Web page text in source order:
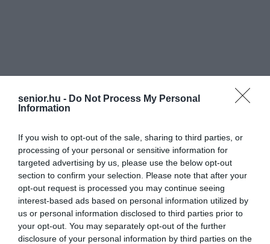
senior.hu - Do Not Process My Personal
Information
If you wish to opt-out of the sale, sharing to third parties, or
processing of your personal or sensitive information for
targeted advertising by us, please use the below opt-out
section to confirm your selection. Please note that after your
opt-out request is processed you may continue seeing
interest-based ads based on personal information utilized by
us or personal information disclosed to third parties prior to
your opt-out. You may separately opt-out of the further
disclosure of your personal information by third parties on the
CÍMKE: HÁZASSÁG